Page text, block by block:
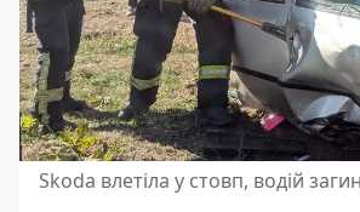
Skoda влетіла у стовп, водій